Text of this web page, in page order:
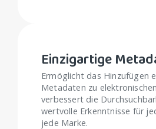
Einzigartige
Ermöglicht das Hinzufügen
Metadaten zu
verbessert die
wertvolle Erkenntnisse für
jede Marke.